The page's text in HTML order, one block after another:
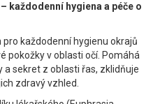
každodenní hygiena a péče o
pro každodenní hygienu okrajů
pokožky v oblasti očí. Pomáhá
sekret z oblasti řas, zklidňuje
zdravý vzhled.